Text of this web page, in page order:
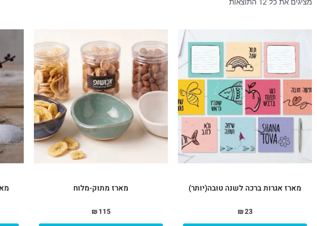
מציגים את כל ⁦12⁩ התוצאות
מארז אגרות ברכה לשנה טובה(יותר)
₪23
מארז מתוק-מלוח
₪ 115